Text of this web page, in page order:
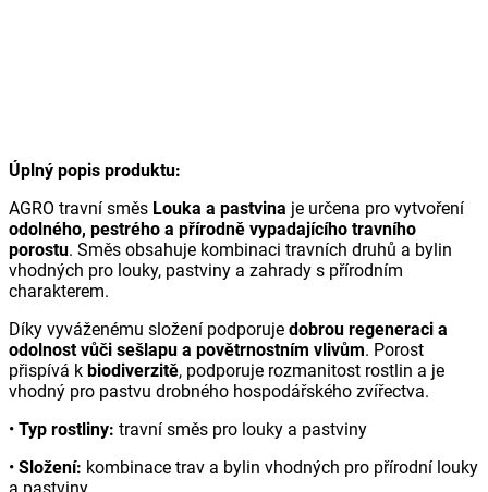
Úplný popis produktu:
AGRO travní směs Louka a pastvina je určena pro vytvoření
odolného, pestrého a přírodně vypadajícího travního
porostu. Směs obsahuje kombinaci travních druhů a bylin
vhodných pro louky, pastviny a zahrady s přírodním
charakterem.
Díky vyváženému složení podporuje dobrou regeneraci a
odolnost vůči sešlapu a povětrnostním vlivům. Porost
přispívá k biodiverzitě, podporuje rozmanitost rostlin a je
vhodný pro pastvu drobného hospodářského zvířectva.
• Typ rostliny: travní směs pro louky a pastviny
• Složení: kombinace trav a bylin vhodných pro přírodní louky
a pastviny